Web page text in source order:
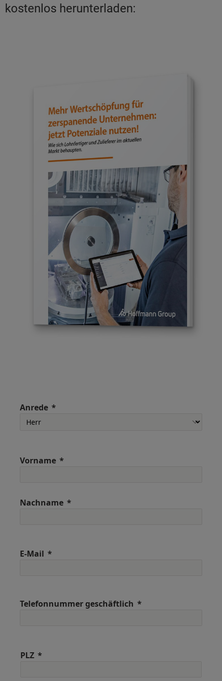
kostenlos herunterladen:
Anrede
Vorname
Nachname
E-Mail
Telefonnummer geschäftlich
PLZ